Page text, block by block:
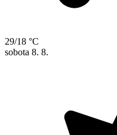
29/18 °C
sobota 8. 8.